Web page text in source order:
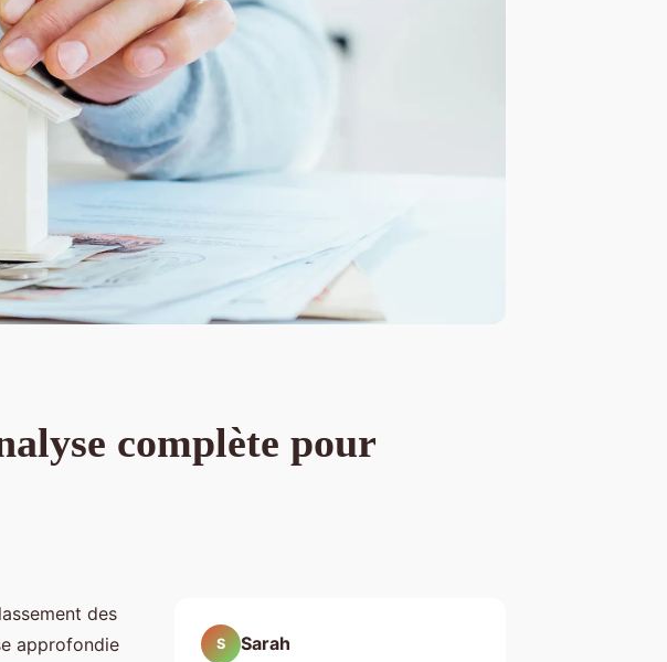
complète pour
des
approfondie
S Sarah